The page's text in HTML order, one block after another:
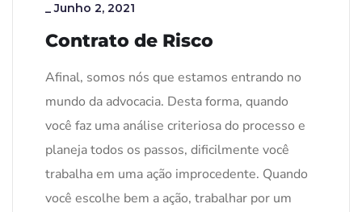
_Junho 2, 2021
Contrato de Risco
Afinal, somos nós que estamos entrando no
mundo da advocacia. Desta forma, quando
você faz uma análise criteriosa do processo e
planeja todos os passos, dificilmente você
trabalha em uma ação improcedente. Quando
você escolhe bem a ação, trabalhar por um